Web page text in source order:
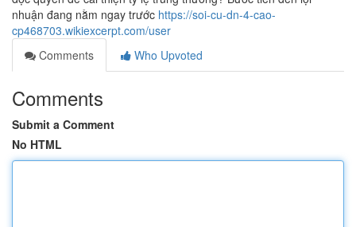
nhuận đang nằm ngay trước https://soi-cu-dn-4-cao-
cp468703.wikiexcerpt.com/user
Comments
Who Upvoted
Comments
Submit a Comment
No HTML